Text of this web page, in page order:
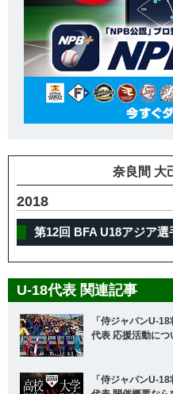
奈良間 大
2018
第12回 BFA U18アジア選
U-18代表 関連記事
「侍ジャパンU-
代表 応援活動につ
「侍ジャパンU-